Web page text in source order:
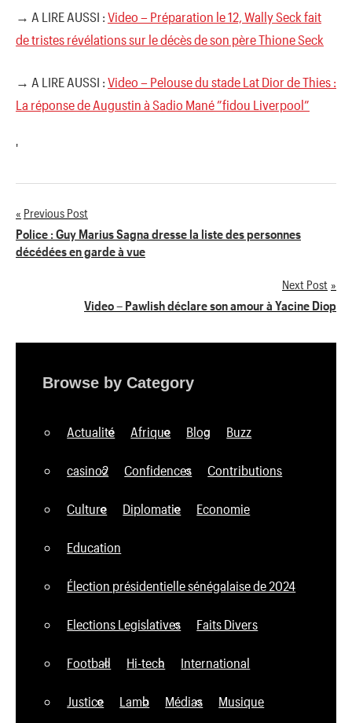
→ A LIRE AUSSI : Video – Préparation le 12, Wally Seck fait
de tristes révélations sur le décès de son père Thione Seck
→ A LIRE AUSSI : Video – Pelouse du stade Lat Dior de Thies :
La réponse de Augustin à Sadio Mané ”fidou Liverpool”
'
Navigation
de
Previous Post
Police : Guy Marius Sagna dresse la liste des personnes
décédées en garde à vue
Next Post
Video – Pawlish déclare son amour à Yacine Diop
Browse by Category
Actualité Afrique Blog Buzz
casino2 Confidences Contributions
Culture Diplomatie Economie
Education
Élection présidentielle sénégalaise de 2024
Elections Legislatives Faits Divers
Football Hi-tech International
Justice Lamb Médias Musique